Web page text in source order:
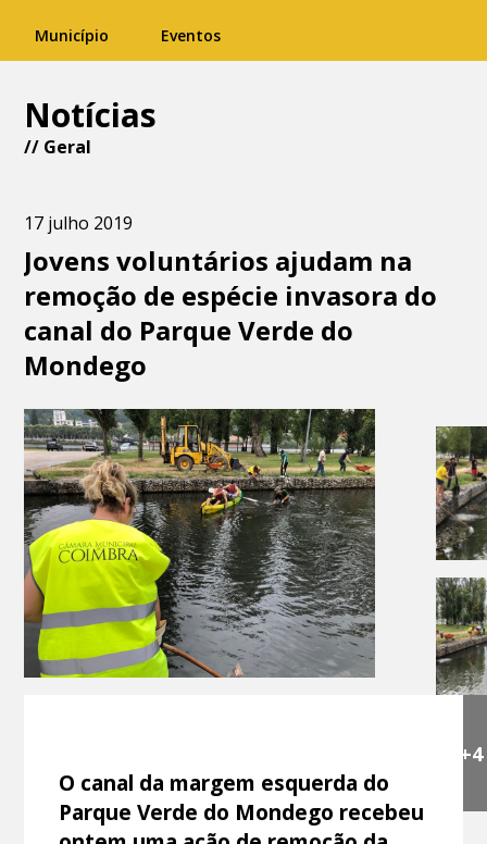
Município Eventos
Notícias
// Geral
17 julho 2019
Jovens voluntários ajudam na
remoção de espécie invasora do
canal do Parque Verde do
Mondego
+4
O canal da margem esquerda do
Parque Verde do Mondego recebeu